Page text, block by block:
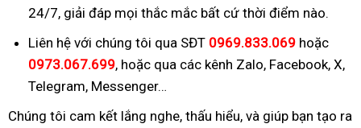
24/7, giải đáp mọi thắc mắc bất cứ thời điểm nào.
Liên hệ với chúng tôi qua SĐT 0969.833.069 hoặc
0973.067.699, hoặc qua các kênh Zalo, Facebook, X,
Telegram, Messenger…
Chúng tôi cam kết lắng nghe, thấu hiểu, và giúp bạn tạo ra